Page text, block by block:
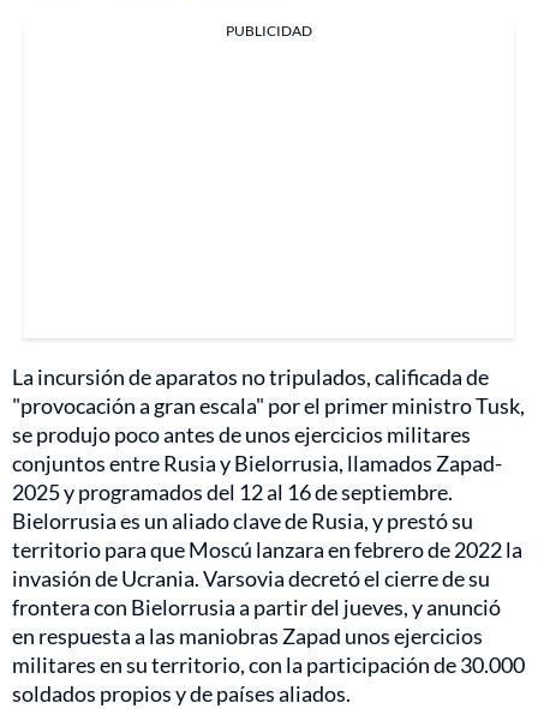
PUBLICIDAD
La incursión de aparatos no tripulados, calificada de
"provocación a gran escala" por el primer ministro Tusk,
se produjo poco antes de unos ejercicios militares
conjuntos entre Rusia y Bielorrusia, llamados Zapad-
2025 y programados del 12 al 16 de septiembre.
Bielorrusia es un aliado clave de Rusia, y prestó su
territorio para que Moscú lanzara en febrero de 2022 la
invasión de Ucrania. Varsovia decretó el cierre de su
frontera con Bielorrusia a partir del jueves, y anunció
en respuesta a las maniobras Zapad unos ejercicios
militares en su territorio, con la participación de 30.000
soldados propios y de países aliados.